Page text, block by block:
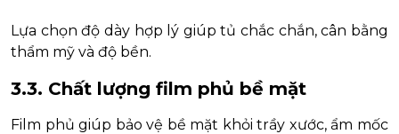
Lựa chọn độ dày hợp lý giúp tủ chắc chắn, cân bằng
thẩm mỹ và độ bền.
3.3. Chất lượng film phủ bề mặt
Film phủ giúp bảo vệ bề mặt khỏi trầy xước, ẩm mốc